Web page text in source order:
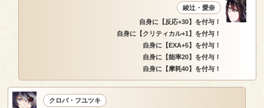
綾辻・愛奈
自身に【反応+30】を付与！
自身に【クリティカル+1】を付与！
自身に【EXA+5】を付与！
自身に【能率20】を付与！
自身に【摩耗40】を付与！
クロバ・フユツキ